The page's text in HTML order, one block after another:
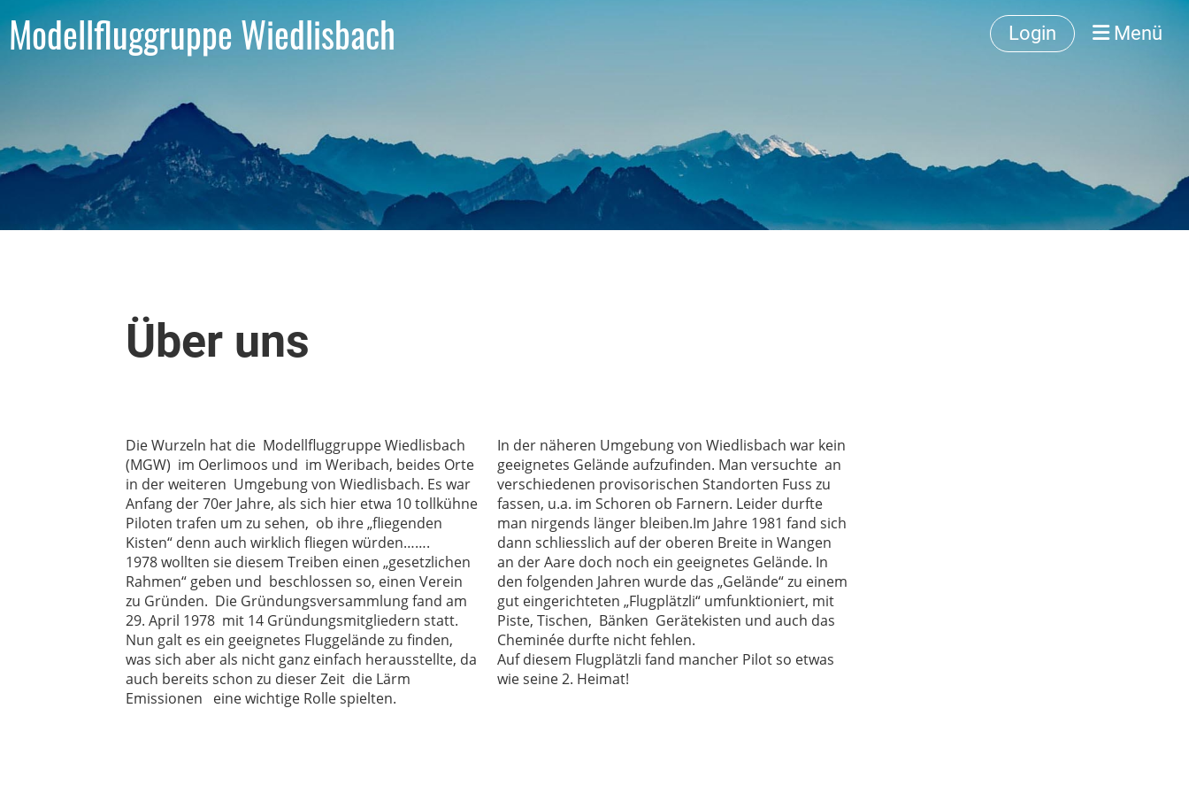
Modellfluggruppe Wiedlisbach Login Menü
Über uns
Die Wurzeln hat die Modellfluggruppe Wiedlisbach
(MGW) im Oerlimoos und im Weribach, beides Orte
in der weiteren Umgebung von Wiedlisbach. Es war
Anfang der 70er Jahre, als sich hier etwa 10 tollkühne
Piloten trafen um zu sehen, ob ihre „fliegenden
Kisten“ denn auch wirklich fliegen würden…….
1978 wollten sie diesem Treiben einen „gesetzlichen
Rahmen“ geben und beschlossen so, einen Verein
zu Gründen. Die Gründungsversammlung fand am
29. April 1978 mit 14 Gründungsmitgliedern statt.
Nun galt es ein geeignetes Fluggelände zu finden,
was sich aber als nicht ganz einfach herausstellte, da
auch bereits schon zu dieser Zeit die Lärm
Emissionen eine wichtige Rolle spielten.
In der näheren Umgebung von Wiedlisbach war kein
geeignetes Gelände aufzufinden. Man versuchte an
verschiedenen provisorischen Standorten Fuss zu
fassen, u.a. im Schoren ob Farnern. Leider durfte
man nirgends länger bleiben.Im Jahre 1981 fand sich
dann schliesslich auf der oberen Breite in Wangen
an der Aare doch noch ein geeignetes Gelände. In
den folgenden Jahren wurde das „Gelände“ zu einem
gut eingerichteten „Flugplätzli“ umfunktioniert, mit
Piste, Tischen, Bänken Gerätekisten und auch das
Cheminée durfte nicht fehlen.
Auf diesem Flugplätzli fand mancher Pilot so etwas
wie seine 2. Heimat!